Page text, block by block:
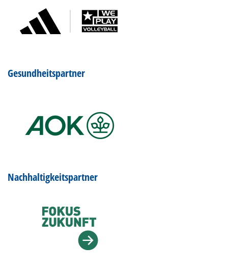
Gesundheitspartner
Nachhaltigkeitspartner